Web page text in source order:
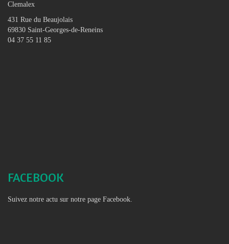
Clemalex
431 Rue du Beaujolais
69830 Saint-Georges-de-Reneins
04 37 55 11 85
FACEBOOK
Suivez notre actu sur notre page Facebook.